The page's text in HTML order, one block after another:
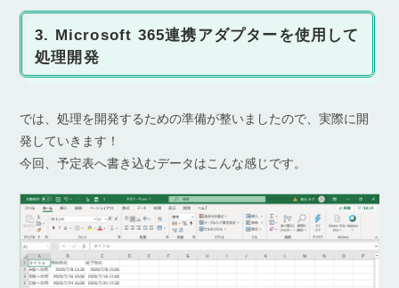
3. Microsoft 365連携アダプターを使用して
処理開発
では、処理を開発するための準備が整いましたので、実際に開
発していきます！
今回、予定表へ書き込むデータはこんな感じです。